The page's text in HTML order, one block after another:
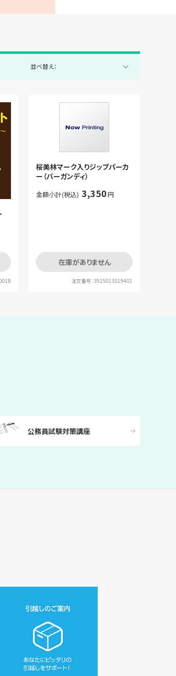
並べ替え：
桜美林マーク入りジップパーカ
ー（バーガンディ）
金額小計(税込) 3,350円
在庫がありません
注文番号：392501S519401
公務員試験対策講座